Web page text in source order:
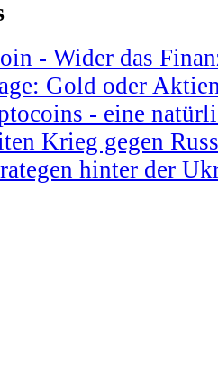
- Wider das
Gold oder
- eine
Krieg gegen
hinter der